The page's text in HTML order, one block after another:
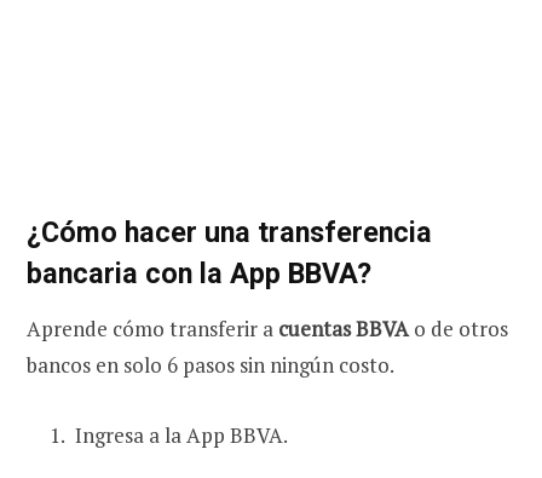
¿Cómo hacer una transferencia
bancaria con la App BBVA?
Aprende cómo transferir a cuentas BBVAo de otros
bancos en solo 6 pasos sin ningún costo.
Ingresa a la App BBVA.